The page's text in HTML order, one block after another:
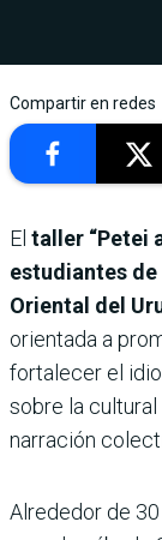
Compartir en redes
El taller “Petei
estudiantes de
Oriental del
orientada a
fortalecer el
sobre la
narración
Alrededor de